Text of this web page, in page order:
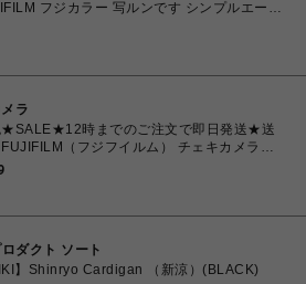
フジカラー 写ルンです シンプルエース
レンズ付きフィルム
ラ
★SALE★12時までのご注文で即日発送★送
（フジフイルム） チェキカメラ
mini99 シルバー
ダクト ソート
】Shinryo Cardigan （新涼）(BLACK)